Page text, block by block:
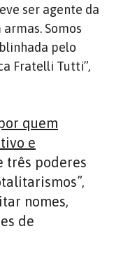
ser agente da
Somos
pelo
Fratelli Tutti”,
quem
e
três poderes
nomes,
de